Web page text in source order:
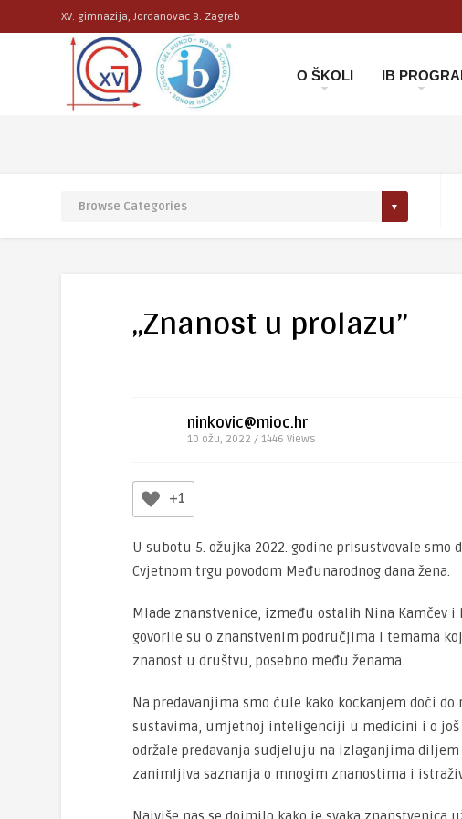
XV. gimnazija, Jordanovac 8. Zagreb
O ŠKOLI IB
,,Znanost u prolazu”
ninkovic@mioc.hr
10 ožu, 2022 / 1446 Views
+1
U subotu 5. ožujka 2022. godine prisustvovale smo
Cvjetnom trgu povodom Međunarodnog dana žena.
Mlade znanstvenice, između ostalih Nina Kamčev
govorile su o znanstvenim područjima i temama
znanost u društvu, posebno među ženama.
Na predavanjima smo čule kako kockanjem doći
sustavima, umjetnoj inteligenciji u medicini i o još
održale predavanja sudjeluju na izlaganjima
zanimljiva saznanja o mnogim znanostima i